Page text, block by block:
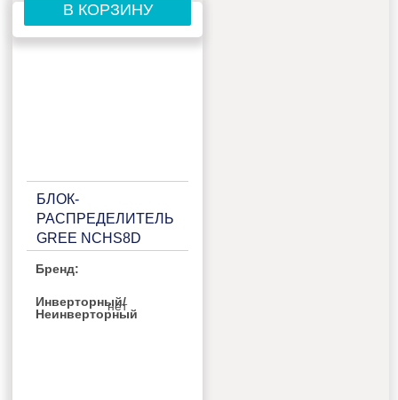
В КОРЗИНУ
БЛОК-
РАСПРЕДЕЛИТЕЛЬ
GREE NCHS8D
Бренд:
Инверторный/
Неинверторный
нет